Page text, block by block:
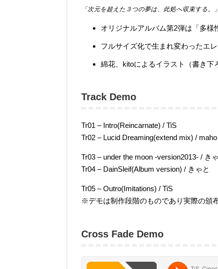
「次元を超えた３つの夢は、此処へ収束する。
オリジナルアルバム第2弾は「多
フルサイズ化で生まれ変わったエ
綿花、kitoによるイラスト（書き
Track Demo
Tr01 – Intro(Reincarnate) / TiS
Tr02 – Lucid Dreaming(extend mix) / maho
Tr03 – under the moon -version2013- / き
Tr04 – DainSleif(Album version) / きゃと
Tr05 – Outro(Imitations) / TiS
※デモは制作段階のものであり実際の頒
Cross Fade Demo